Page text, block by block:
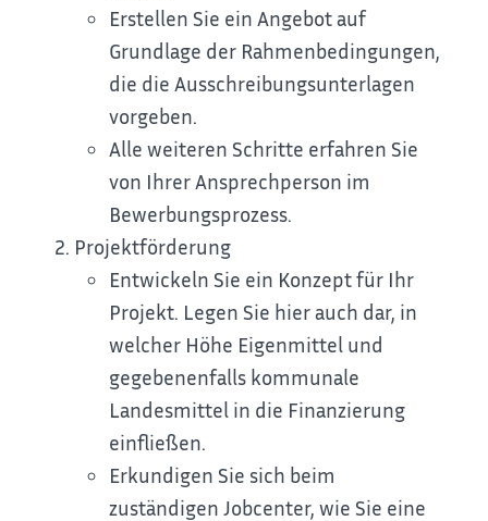
Erstellen Sie ein Angebot auf
Grundlage der Rahmenbedingungen,
die die Ausschreibungsunterlagen
vorgeben.
Alle weiteren Schritte erfahren Sie
von Ihrer Ansprechperson im
Bewerbungsprozess.
Projektförderung
Entwickeln Sie ein Konzept für Ihr
Projekt. Legen Sie hier auch dar, in
welcher Höhe Eigenmittel und
gegebenenfalls kommunale
Landesmittel in die Finanzierung
einfließen.
Erkundigen Sie sich beim
zuständigen Jobcenter, wie Sie eine